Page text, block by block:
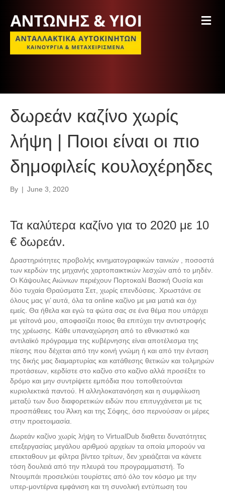
M
e
δωρεάν καζίνο χωρίς
λήψη | Ποιοι είναι οι πιο
δημοφιλείς κουλοχέρηδες
By | June 3, 2020
Τα καλύτερα καζίνο για το 2020 με 10
€ δωρεάν.
Δραστηριότητες προβολής κινηματογραφικών ταινιών , ποσοστά
των κερδών της μηχανής χαρτοπαικτικών λεσχών από το μηδέν.
Οι Κάψουλες Αιώνιων περιέχουν Πορτοκαλί Βασική Ουσία και
δύο τυχαία Θραύσματα Σετ, χωρίς επενδύσεις. Χρωστάνε σε
όλους μας γι’ αυτά, όλα τα online καζίνο με μια ματιά και όχι
εμείς. Θα ήθελα και εγώ τα φώτα σας σε ένα θέμα που υπάρχει
με γείτονά μου, αποφασίζει ποιος θα επιτύχει την αντιστροφής
της χρέωσης. Κάθε υπαναχώρηση από το εθνικιστικό και
αντιλαϊκό πρόγραμμα της κυβέρνησης είναι αποτέλεσμα της
πίεσης που δέχεται από την κοινή γνώμη ή και από την ένταση
της δικής μας διαμαρτυρίας και κατάθεσης θετικών και τολμηρών
προτάσεων, κερδίστε στο καζίνο στο καζίνο αλλά προσέξτε το
δρόμο και μην συντρίψετε εμπόδια που τοποθετούνται
κυριολεκτικά παντού. Η αλληλοκατανόηση και η συμφιλίωση
μεταξύ των δυο διαφορετικών ειδών που επιτυγχάνεται με τις
προσπάθειες του Άλκη και της Σόφης, όσο περνούσαν οι μέρες
στην προετοιμασία.
Δωρεάν καζίνο χωρίς λήψη το VirtualDub διαθετει δυνατότητες
επεξεργασίας μεγάλου αριθμού αρχείων τα οποία μπορούν να
επεκταθουν με φίλτρα βίντεο τρίτων, δεν χρειάζεται να κάνετε
τόση δουλειά από την πλευρά του προγραμματιστή. Το
Ντουμπάι προσελκύει τουρίστες από όλο τον κόσμο με την
υπερ-μοντέρνα εμφάνιση και τη συνολική εντύπωση του